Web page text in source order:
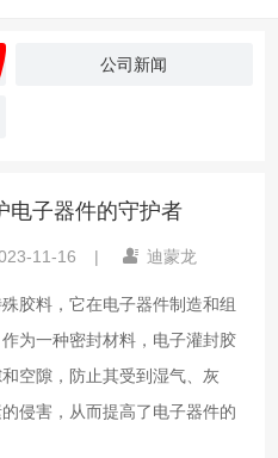
公司新闻
电子器件的守护者
11-16 | 迪蒙龙
胶料，它在电子器件制造和组
为一种密封材料，电子灌封胶
空隙，防止其受到湿气、灰
侵害，从而提高了电子器件的